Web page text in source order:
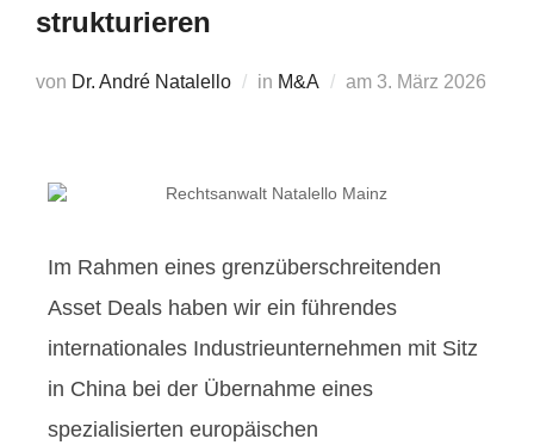
strukturieren
von Dr. André Natalello in M&A am 3. März 2026
Im Rahmen eines grenzüberschreitenden
Asset Deals haben wir ein führendes
internationales Industrieunternehmen mit Sitz
in China bei der Übernahme eines
spezialisierten europäischen